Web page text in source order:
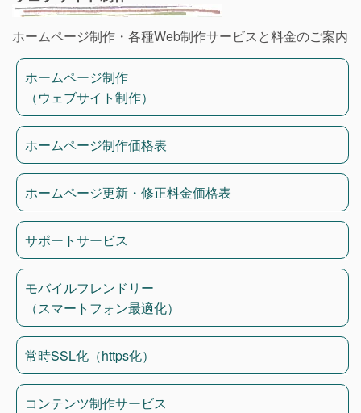
ホームページ制作・各種Web制作サービスと料金のご案内
ホームページ制作
（ウェブサイト制作）
ホームページ制作価格表
ホームページ更新・修正料金価格表
サポートサービス
モバイルフレンドリー
（スマートフォン最適化）
常時SSL化（https化）
コンテンツ制作サービス